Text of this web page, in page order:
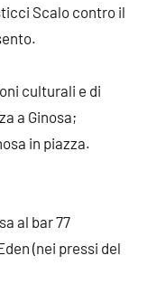
Scalo contro il
culturali e di
a Ginosa;
in piazza.
al bar 77
(nei pressi del